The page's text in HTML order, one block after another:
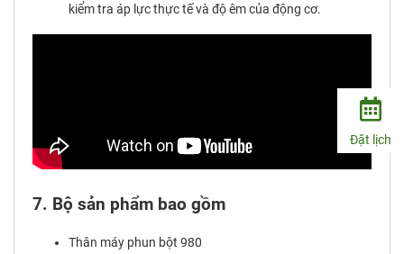
kiểm tra áp lực thực tế và độ êm của động cơ.
7. Bộ sản phẩm bao gồm
Thân máy phun bột 980
Đặt lịch